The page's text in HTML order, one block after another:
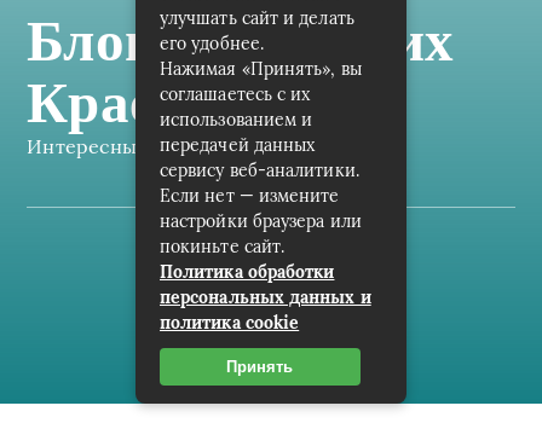
Блог Самарских
Краеведов
Интересные заметки каждый день
Карта сайта
Пользовательское соглашение
Контакты
улучшать сайт и делать
его удобнее.
Нажимая «Принять», вы
соглашаетесь с их
использованием и
передачей данных
сервису веб-аналитики.
Если нет — измените
настройки браузера или
покиньте сайт.
Политика обработки
персональных данных и
политика cookie
Принять